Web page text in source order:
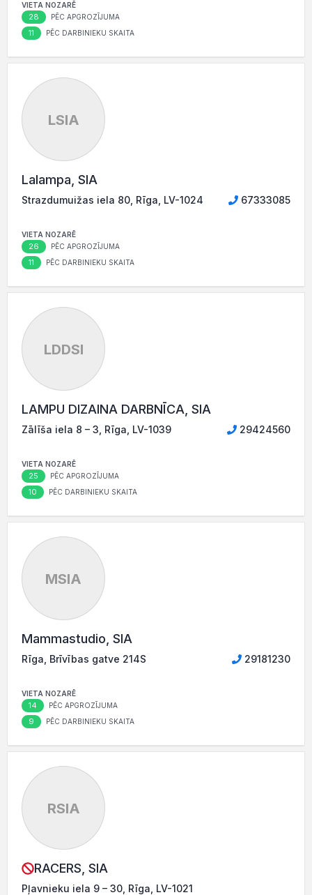
VIETA NOZARĒ
28 PĒC APGROZĪJUMA
11 PĒC DARBINIEKU SKAITA
LSIA
Lalampa, SIA
Strazdumuižas iela 80, Rīga, LV-1024 67333085
VIETA NOZARĒ
26 PĒC APGROZĪJUMA
11 PĒC DARBINIEKU SKAITA
LDDSI
LAMPU DIZAINA DARBNĪCA, SIA
Zālīša iela 8 – 3, Rīga, LV-1039 29424560
VIETA NOZARĒ
25 PĒC APGROZĪJUMA
10 PĒC DARBINIEKU SKAITA
MSIA
Mammastudio, SIA
Rīga, Brīvības gatve 214S 29181230
VIETA NOZARĒ
14 PĒC APGROZĪJUMA
9 PĒC DARBINIEKU SKAITA
RSIA
RACERS, SIA
Pļavnieku iela 9 – 30, Rīga, LV-1021